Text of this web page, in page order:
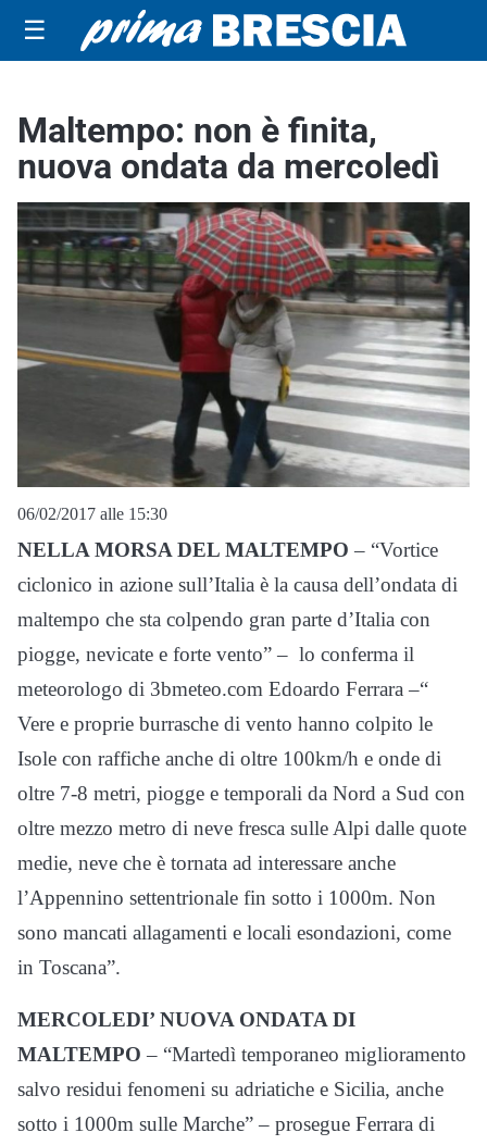
☰
Maltempo: non è finita,
nuova ondata da mercoledì
06/02/2017 alle 15:30
NELLA MORSA DEL MALTEMPO – “Vortice
ciclonico in azione sull’Italia è la causa dell’ondata di
maltempo che sta colpendo gran parte d’Italia con
piogge, nevicate e forte vento” – lo conferma il
meteorologo di 3bmeteo.com Edoardo Ferrara –“
Vere e proprie burrasche di vento hanno colpito le
Isole con raffiche anche di oltre 100km/h e onde di
oltre 7-8 metri, piogge e temporali da Nord a Sud con
oltre mezzo metro di neve fresca sulle Alpi dalle quote
medie, neve che è tornata ad interessare anche
l’Appennino settentrionale fin sotto i 1000m. Non
sono mancati allagamenti e locali esondazioni, come
in Toscana”.
MERCOLEDI’ NUOVA ONDATA DI
MALTEMPO – “Martedì temporaneo miglioramento
salvo residui fenomeni su adriatiche e Sicilia, anche
sotto i 1000m sulle Marche” – prosegue Ferrara di